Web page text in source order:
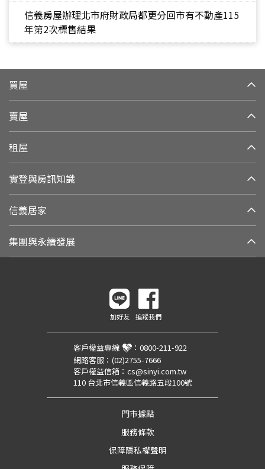
信義房屋辦理北市府財政局都更分回市有不動產115
年第2次標售結果
買屋
賣屋
租屋
實登與房訊知識
信義居家
集團與永續發展
加好友 追蹤我們
客戶權益專線 ： 0800-211-922
網路客服： (02)2755-7666
客戶權益信箱： cs@sinyi.com.tw
110 台北市信義區信義路五段100號
門市據點
服務條款
保障隱私權聲明